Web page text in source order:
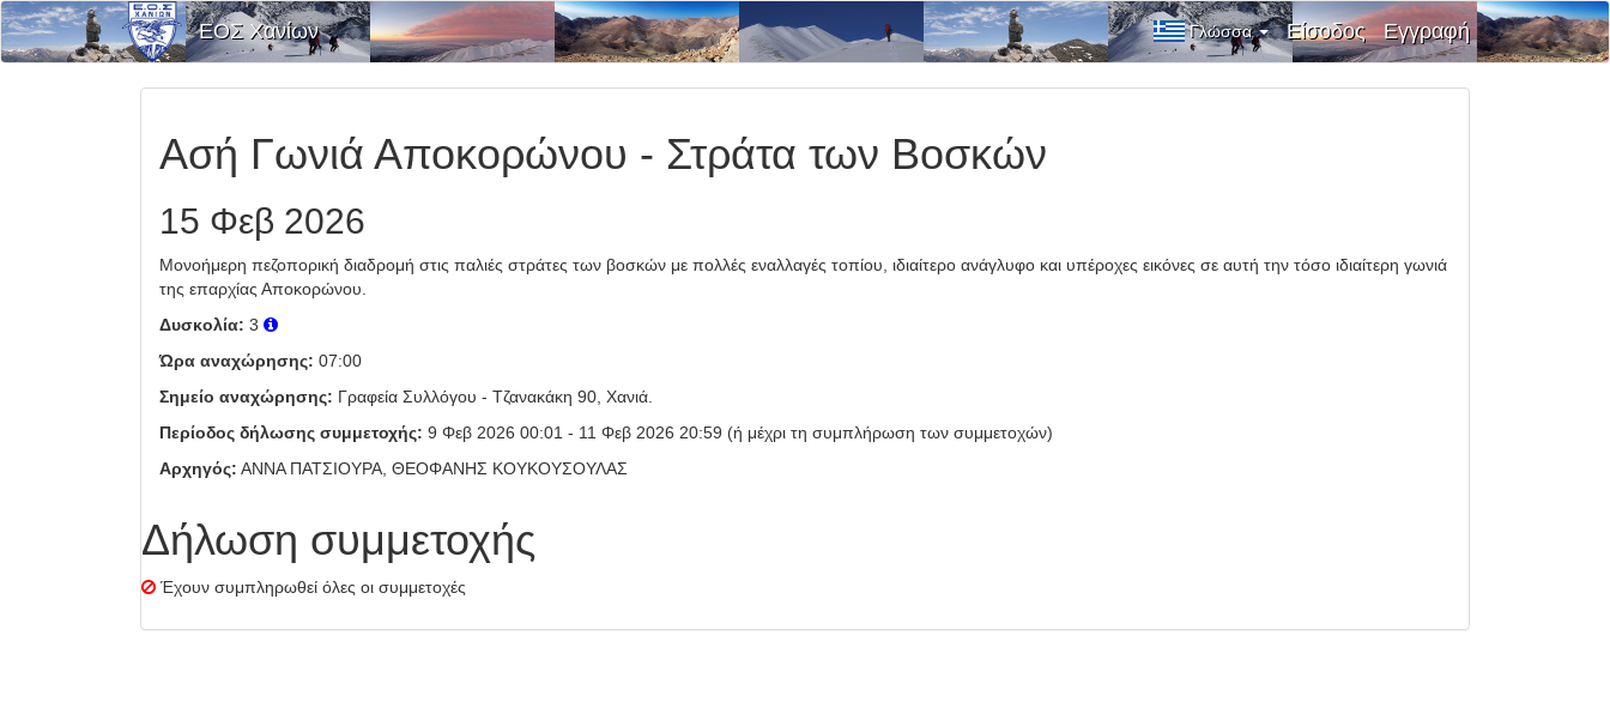
ΕΟΣ Χανίων Γλώσσα Είσοδος Εγγραφή
Ασή Γωνιά Αποκορώνου - Στράτα των Bοσκών
15 Φεβ 2026
Μονοήμερη πεζοπορική διαδρομή στις παλιές στράτες των βοσκών με πολλές εναλλαγές τοπίου, ιδιαίτερο ανάγλυφο και υπέροχες εικόνες σε αυτή την τόσο ιδιαίτερη γωνιά
της επαρχίας Αποκορώνου.
Δυσκολία: 3
Ώρα αναχώρησης: 07:00
Σημείο αναχώρησης: Γραφεία Συλλόγου - Τζανακάκη 90, Χανιά.
Περίοδος δήλωσης συμμετοχής: 9 Φεβ 2026 00:01 - 11 Φεβ 2026 20:59 (ή μέχρι τη συμπλήρωση των συμμετοχών)
Αρχηγός: ΑΝΝΑ ΠΑΤΣΙΟΥΡΑ, ΘΕΟΦΑΝΗΣ ΚΟΥΚΟΥΣΟΥΛΑΣ
Δήλωση συμμετοχής
Έχουν συμπληρωθεί όλες οι συμμετοχές